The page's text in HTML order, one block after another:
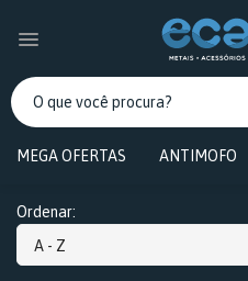
MEGA OFERTAS ANTIMOFO
Ordenar:
A - Z